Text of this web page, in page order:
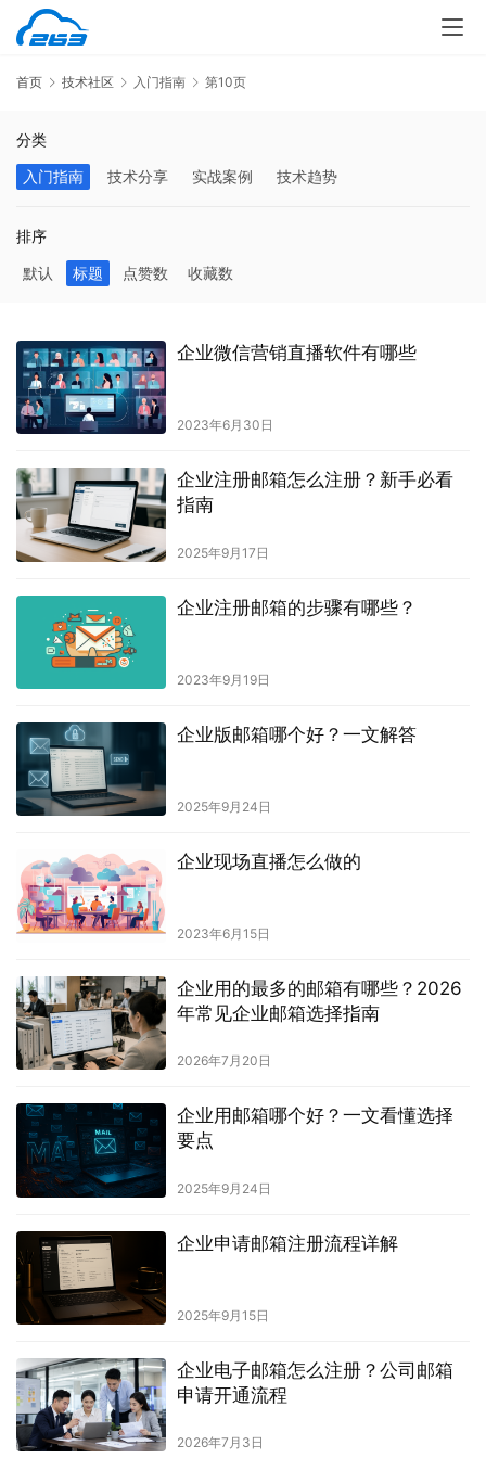
首页 技术社区 入门指南 第10页
分类
入门指南
技术分享 实战案例 技术趋势
排序
默认
标题 点赞数 收藏数
企业微信营销直播软件有哪些
2023年6月30日
企业注册邮箱怎么注册？新手必看
指南
2025年9月17日
企业注册邮箱的步骤有哪些？
2023年9月19日
企业版邮箱哪个好？一文解答
2025年9月24日
企业现场直播怎么做的
2023年6月15日
企业用的最多的邮箱有哪些？2026
年常见企业邮箱选择指南
2026年7月20日
企业用邮箱哪个好？一文看懂选择
要点
2025年9月24日
企业申请邮箱注册流程详解
2025年9月15日
企业电子邮箱怎么注册？公司邮箱
申请开通流程
2026年7月3日